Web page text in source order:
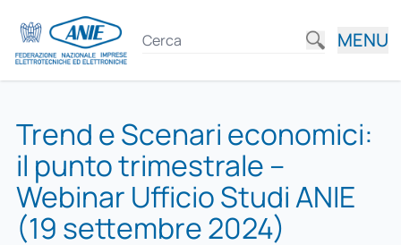
MENU
Trend e Scenari economici:
il punto trimestrale –
Webinar Ufficio Studi ANIE
(19 settembre 2024)